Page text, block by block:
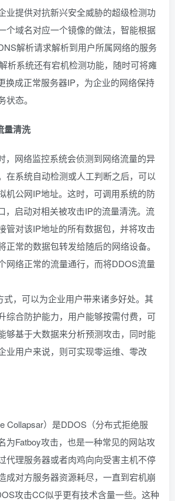
业提供对抗新兴安全威胁的超级检测功
个域名对应一个镜像的做法，智能根据
解析请求解析到用户所属网络的服务
析系统还有宕机检测功能，随时可将瘫
换成正常服务器IP，为企业的网络保持
态。
量清洗
，网络监控系统会侦测到网络流量的异
在系统自动检测或人工判断之后，可以
机公网IP地址。这时，可调用系统的防
，启动对相关被攻击IP的流量清洗。流
管对该IP地址的所有数据包，并将攻击
正常的数据包转发给随后的网络设备。
网络正常的流量通行，而将DDOS流量
式，可以为企业用户带来诸多好处。其
综合防护能力，用户能够按需付费，可
够基于大数据来分析预测攻击，同时能
业用户来说，则可实现零运维、零改
Collapsar）是DDOS（分布式拒绝服
为Fatboy攻击，也是一种常见的网站攻
代理服务器或者肉鸡向向受害主机不停
成对方服务器资源耗尽，一直到宕机崩
攻击CC似乎更有技术含量一些。这种